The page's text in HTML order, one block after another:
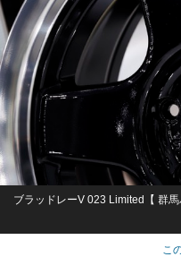
ブラッドレーV 023 Limited【 群
こ